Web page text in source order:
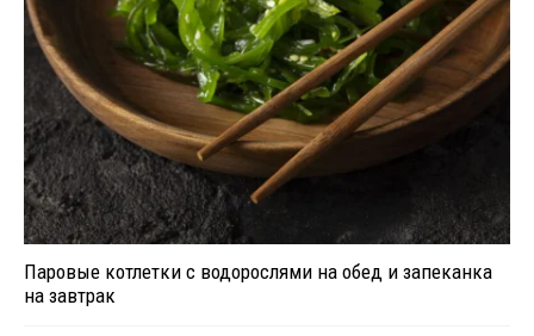
Паровые котлетки с водорослями на обед и запеканка
на завтрак